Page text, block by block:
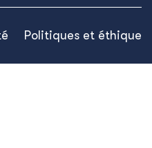
Politiques et éthique